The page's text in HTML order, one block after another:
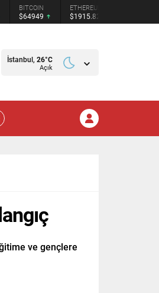
BITCOIN
$64949
ETHEREUM
$1915.82
İstanbul, 26°C
Açık
ve gençlere